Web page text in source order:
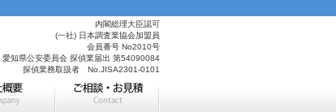
内閣総理大臣認可
(一社) 日本調査業協会加盟員
会員番号 No2010号
愛知県公安委員会 探偵業届出 第54090084
探偵業務取扱者 No.JISA2301-0101